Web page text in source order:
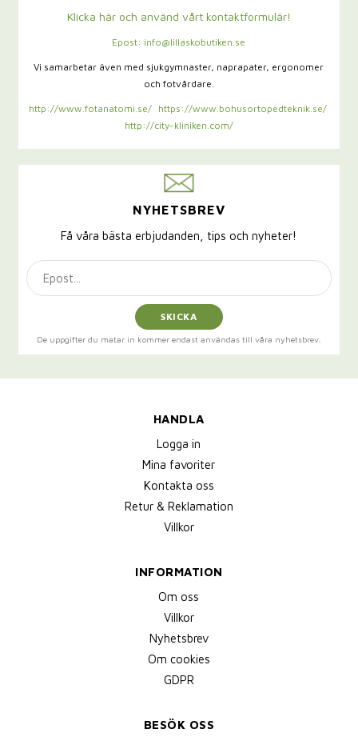
Klicka här och använd vårt kontaktformulär!
Epost: info@lillaskobutiken.se
Vi samarbetar även med sjukgymnaster, naprapater, ergonomer
och fotvårdare.
http://www.fotanatomi.se/
https://www.bohusortopedteknik.se/
http://city-kliniken.com/
NYHETSBREV
Få våra bästa erbjudanden, tips och nyheter!
SKICKA
De uppgifter du matar in kommer endast användas till våra nyhetsbrev.
HANDLA
Logga in
Mina favoriter
Kontakta oss
Retur & Reklamation
Villkor
INFORMATION
Om oss
Villkor
Nyhetsbrev
Om cookies
GDPR
BESÖK OSS